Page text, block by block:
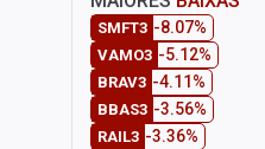
SMFT3 -8.07%
VAMO3 -5.12%
BRAV3 -4.11%
BBAS3 -3.56%
RAIL3 -3.36%